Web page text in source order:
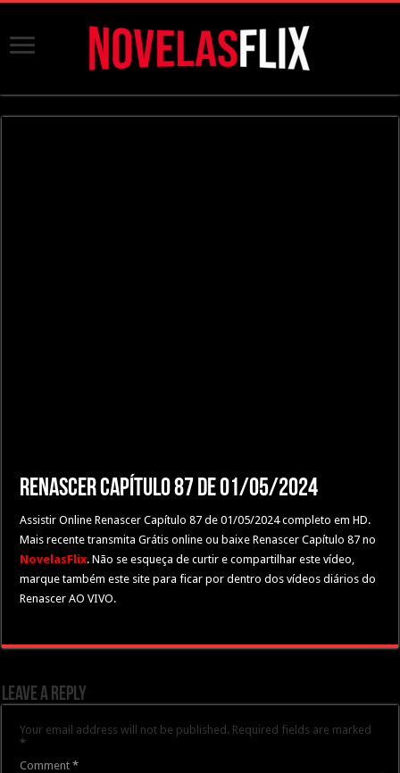
Renascer Capítulo 87 de 01/05/2024
Assistir Online Renascer Capítulo 87 de 01/05/2024 completo em HD.
Mais recente transmita Grátis online ou baixe Renascer Capítulo 87 no
NovelasFlix. Não se esqueça de curtir e compartilhar este vídeo,
marque também este site para ficar por dentro dos vídeos diários do
Renascer AO VIVO.
Leave a Reply
Your email address will not be published. Required fields are marked
*
Comment*